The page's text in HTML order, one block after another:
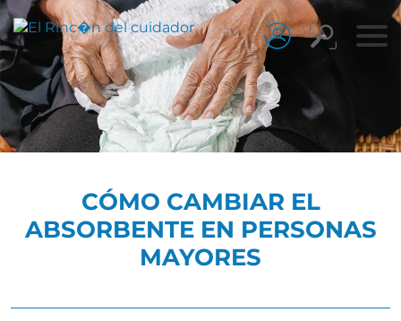
CÓMO CAMBIAR EL
ABSORBENTE EN PERSONAS
MAYORES